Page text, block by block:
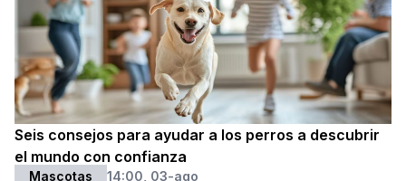
Seis consejos para ayudar a los perros a descubrir
el mundo con confianza
Mascotas 14:00, 03-ago